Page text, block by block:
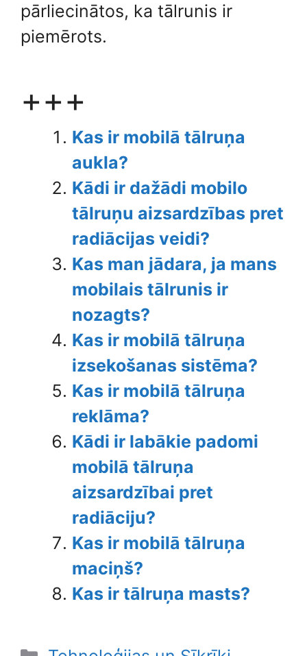
pārliecinātos, ka tālrunis ir
piemērots.
+++
Kas ir mobilā tālruņa
aukla?
Kādi ir dažādi mobilo
tālruņu aizsardzības pret
radiācijas veidi?
Kas man jādara, ja mans
mobilais tālrunis ir
nozagts?
Kas ir mobilā tālruņa
izsekošanas sistēma?
Kas ir mobilā tālruņa
reklāma?
Kādi ir labākie padomi
mobilā tālruņa
aizsardzībai pret
radiāciju?
Kas ir mobilā tālruņa
maciņš?
Kas ir tālruņa masts?